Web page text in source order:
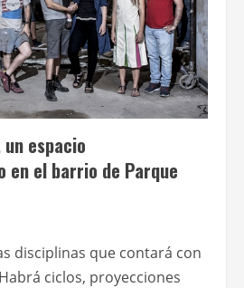
espacio
el barrio de Parque
disciplinas que contará con
ciclos, proyecciones